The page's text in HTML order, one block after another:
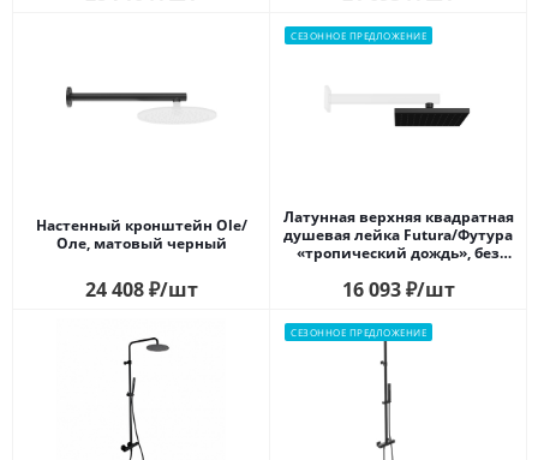
Настенный кронштейн Ole/
Оле, матовый черный
24 408₽/шт
СЕЗОННОЕ ПРЕДЛОЖЕНИЕ
Латунная верхняя квадратная
душевая лейка Futura/Футура
«тропический дождь», без
черный
16 093₽/шт
СЕЗОННОЕ ПРЕДЛОЖЕНИЕ